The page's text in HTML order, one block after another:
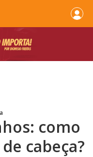
como
cabeça?